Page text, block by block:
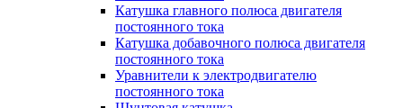
Катушка главного полюса двигателя
постоянного тока
Катушка добавочного полюса двигателя
постоянного тока
Уравнители к электродвигателю
постоянного тока